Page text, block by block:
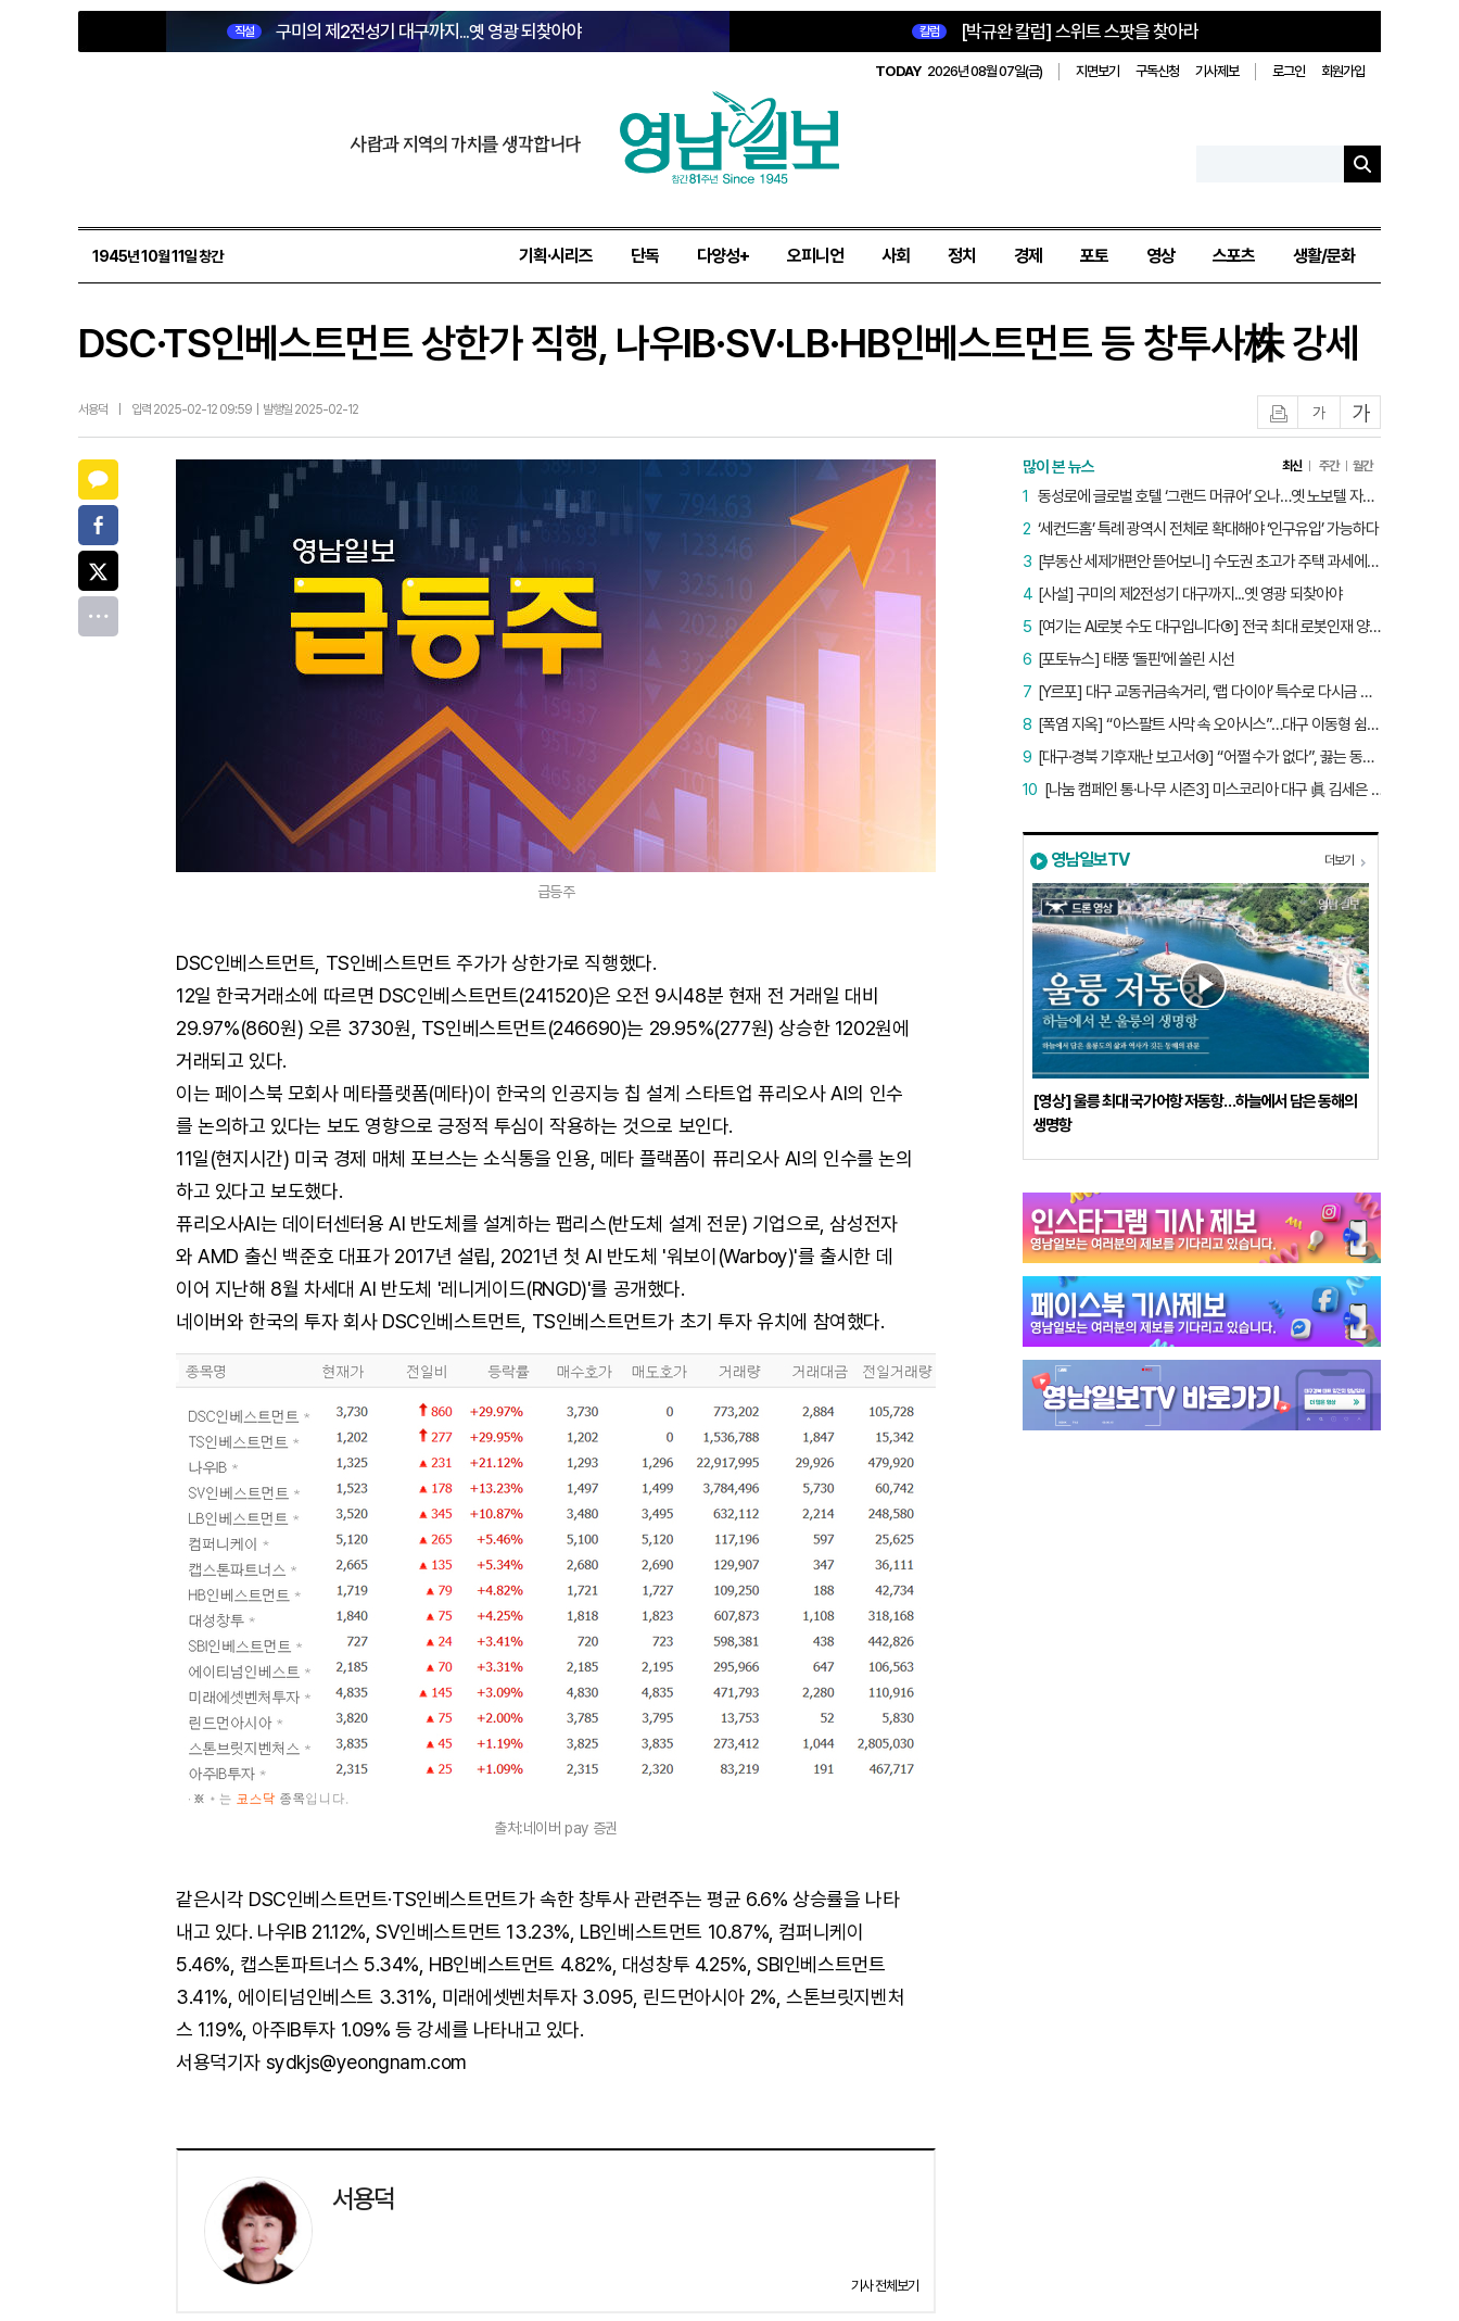
직설 구미의 제2전성기 대구까지...옛 영광 되찾아야 칼럼 [박규완 칼럼] 스위트 스팟을 찾아라
TODAY 2026년 08월 07일(금) 지면보기 구독신청 기사제보 로그인 회원가입
사람과 지역의 가치를 생각합니다
1945년 10월 11일 창간 기획·시리즈 단독 다양성+ 오피니언 사회 정치 경제 포토 영상 스포츠 생활/문화
DSC·TS인베스트먼트 상한가 직행, 나우IB·SV·LB·HB인베스트먼트 등 창투사株 강세
서용덕 입력 2025-02-12 09:59 | 발행일 2025-02-12 글자작게글자크게
급등주
DSC인베스트먼트, TS인베스트먼트 주가가 상한가로 직행했다.
12일 한국거래소에 따르면 DSC인베스트먼트(241520)은 오전 9시48분 현재 전 거래일 대비
29.97%(860원) 오른 3730원, TS인베스트먼트(246690)는 29.95%(277원) 상승한 1202원에
거래되고 있다.
이는 페이스북 모회사 메타플랫폼(메타)이 한국의 인공지능 칩 설계 스타트업 퓨리오사 AI의 인수
를 논의하고 있다는 보도 영향으로 긍정적 투심이 작용하는 것으로 보인다.
11일(현지시간) 미국 경제 매체 포브스는 소식통을 인용, 메타 플랙폼이 퓨리오사 AI의 인수를 논의
하고 있다고 보도했다.
퓨리오사AI는 데이터센터용 AI 반도체를 설계하는 팹리스(반도체 설계 전문) 기업으로, 삼성전자
와 AMD 출신 백준호 대표가 2017년 설립, 2021년 첫 AI 반도체 '워보이(Warboy)'를 출시한 데
이어 지난해 8월 차세대 AI 반도체 '레니게이드(RNGD)'를 공개했다.
네이버와 한국의 투자 회사 DSC인베스트먼트, TS인베스트먼트가 초기 투자 유치에 참여했다.
출처:네이버 pay 증권
같은시각 DSC인베스트먼트·TS인베스트먼트가 속한 창투사 관련주는 평균 6.6% 상승률을 나타
내고 있다. 나우IB 21.12%, SV인베스트먼트 13.23%, LB인베스트먼트 10.87%, 컴퍼니케이
5.46%, 캡스톤파트너스 5.34%, HB인베스트먼트 4.82%, 대성창투 4.25%, SBI인베스트먼트
3.41%, 에이티넘인베스트 3.31%, 미래에셋벤처투자 3.095, 린드먼아시아 2%, 스톤브릿지벤처
스 1.19%, 아주IB투자 1.09% 등 강세를 나타내고 있다.
서용덕기자 sydkjs@yeongnam.com
서용덕
기사 전체보기
많이 본 뉴스 최신 주간 월간
동성로에 글로벌 호텔 ‘그랜드 머큐어’ 오나…옛 노보텔 자리 사무실 개설
1
‘세컨드홈’ 특례 광역시 전체로 확대해야 ‘인구유입’ 가능하다
2
[부동산 세제개편안 뜯어보니] 수도권 초고가 주택 과세에만 초점…침체된 지방 부동산 대책은 없다
3
[사설] 구미의 제2전성기 대구까지...옛 영광 되찾아야
4
[여기는 AI로봇 수도 대구입니다⑤] 전국 최대 로봇인재 양성소…“대구산업 맞춤형 교육과정 만들자”
5
[포토뉴스] 태풍 ‘돌핀’에 쏠린 시선
6
[Y르포] 대구 교동귀금속거리, ‘랩 다이아’ 특수로 다시금 활기…“반짝 인기 의존 않는 지속 가능 성장 동력 마련해야”
7
[폭염 지옥] “아스팔트 사막 속 오아시스”…대구 이동형 쉼터 버스 ‘북적’, 지하철역도 ‘바글’
8
[대구·경북 기후재난 보고서③] “어쩔 수가 없다”, 끓는 동해…‘절멸 위기’ 경북 수산업
9
[나눔 캠페인 통·나·무 시즌3] 미스코리아 대구 眞 김세은 “내가 받은 응원, 다음 사람에게”
10
영남일보TV 더보기
[영상] 울릉 최대 국가어항 저동항…하늘에서 담은 동해의
생명항